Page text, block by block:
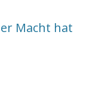
Macht hat